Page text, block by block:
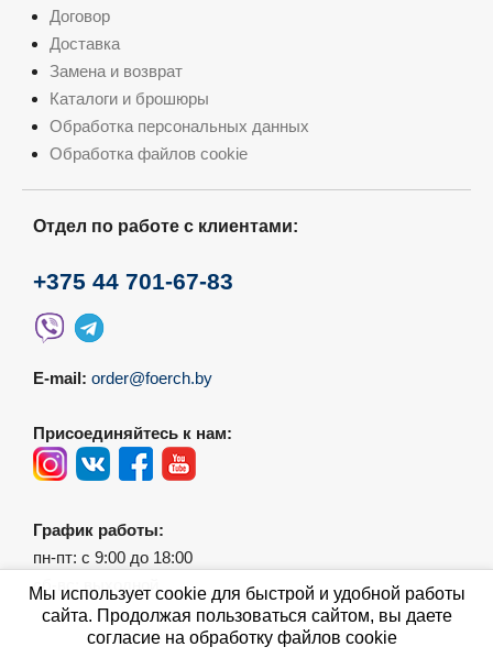
Договор
Доставка
Замена и возврат
Каталоги и брошюры
Обработка персональных данных
Обработка файлов cookie
Отдел по работе с клиентами:
+375 44 701-67-83
E-mail: order@foerch.by
Присоединяйтесь к нам:
График работы:
пн-пт: с 9:00 до 18:00
сб-вс: выходной
Мы использует cookie для быстрой и удобной работы
сайта. Продолжая пользоваться сайтом, вы даете
согласие на обработку файлов cookie